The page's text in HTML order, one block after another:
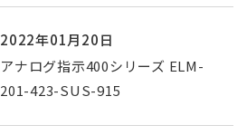
2022年01月20日
アナログ指示400シリーズ ELM-
201-423-SUS-915